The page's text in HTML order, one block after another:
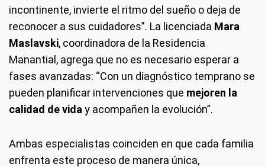
incontinente, invierte el ritmo del sueño o deja de
reconocer a sus cuidadores”. La licenciada Mara
Maslavski, coordinadora de la Residencia
Manantial, agrega que no es necesario esperar a
fases avanzadas: “Con un diagnóstico temprano se
pueden planificar intervenciones que mejoren la
calidad de vida y acompañen la evolución”.
Ambas especialistas coinciden en que cada familia
enfrenta este proceso de manera única,